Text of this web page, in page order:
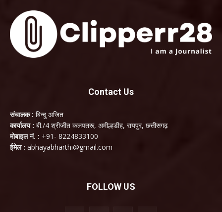
Contact Us
संचालक : बिन्दु अजित
कार्यालय : बी./4 श्रीजीत कलपतरू, अमील्हडीह, रायपुर, छत्तीसगढ़
मोबाइल नं. : +91- 8224833100
ईमेल : abhayabharthi@gmail.com
FOLLOW US